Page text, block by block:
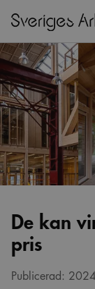
De kan
pris
Publicerad: